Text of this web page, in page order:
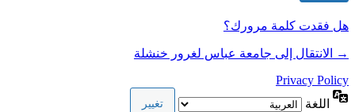
هل فقدت كلمة مرورك؟
→ الانتقال إلى جامعة عباس لغرور خنشلة
Privacy Policy
اللغة